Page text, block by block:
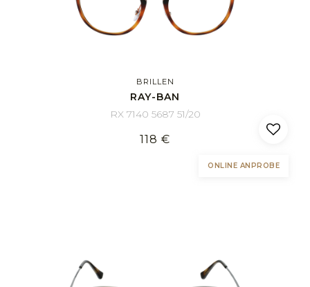
BRILLEN
RAY-BAN
RX 7140 5687 51/20
118 €
ONLINE ANPROBE